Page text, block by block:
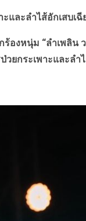
ะและลำไส้อักเสบ
หนุ่ม “ลำเพลิน ว
ยกระเพาะและล